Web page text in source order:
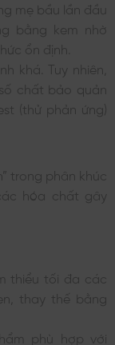
mẹ bầu lần đầu
bằng kem nhờ
ổn định.
khá. Tuy nhiên,
chất bảo quản
(thử phản ứng)
trong phân khúc
hóa chất gây
thiểu tối đa các
thay thế bằng
phù hợp với